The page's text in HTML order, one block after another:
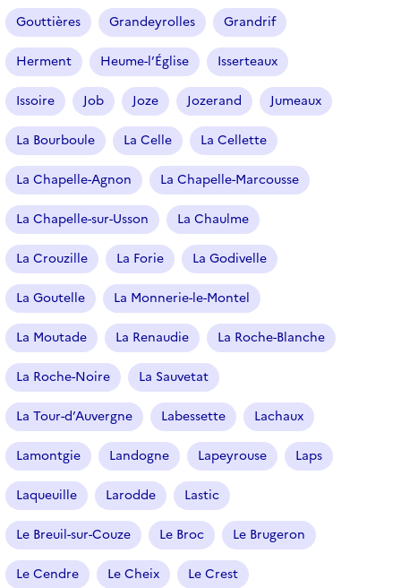
Gouttières Grandeyrolles Grandrif
Herment Heume-l’Église Isserteaux
Issoire Job Joze Jozerand Jumeaux
La Bourboule La Celle La Cellette
La Chapelle-Agnon La Chapelle-Marcousse
La Chapelle-sur-Usson La Chaulme
La Crouzille La Forie La Godivelle
La Goutelle La Monnerie-le-Montel
La Moutade La Renaudie La Roche-Blanche
La Roche-Noire La Sauvetat
La Tour-d’Auvergne Labessette Lachaux
Lamontgie Landogne Lapeyrouse Laps
Laqueuille Larodde Lastic
Le Breuil-sur-Couze Le Broc Le Brugeron
Le Cendre Le Cheix Le Crest